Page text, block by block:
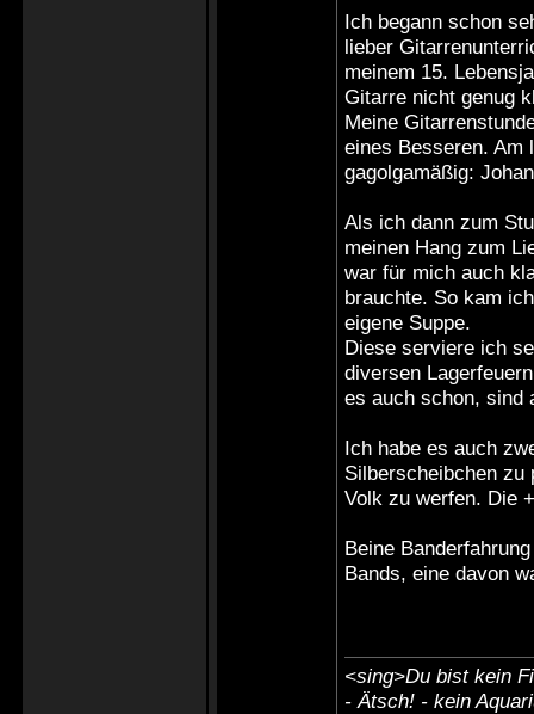
Ich begann schon
lieber
meinem 15.
Gitarre nicht genug
Meine
eines Besseren. Am
gagolgamäßig:
Als ich dann zum
meinen Hang zum
war für mich auch
brauchte. So kam
eigene Suppe.
Diese serviere ich
diversen
es auch schon, sind
Ich habe es auch
Silberscheibchen
Volk zu werfen. Die
Beine
Bands, eine davon
<sing>Du bist kein
- Ätsch! - kein